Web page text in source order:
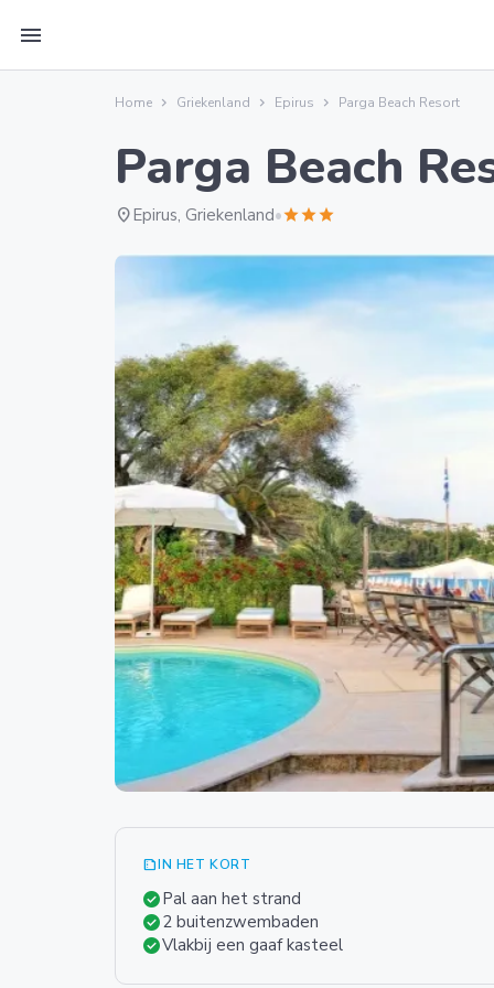
menu
Home Griekenland Epirus Parga Beach Resort
Parga Beach
location_onEpirus, Griekenland•starstarstar
summarizeIN HET KORT
check_circlePal aan het strand
check_circle2 buitenzwembaden
check_circleVlakbij een gaaf kasteel